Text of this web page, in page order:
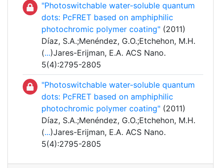
"Photoswitchable water-soluble quantum
dots: PcFRET based on amphiphilic
photochromic polymer coating" (2011)
Díaz, S.A.;Menéndez, G.O.;Etchehon, M.H.
(...)Jares-Erijman, E.A. ACS Nano.
5(4):2795-2805
"Photoswitchable water-soluble quantum
dots: PcFRET based on amphiphilic
photochromic polymer coating" (2011)
Díaz, S.A.;Menéndez, G.O.;Etchehon, M.H.
(...)Jares-Erijman, E.A. ACS Nano.
5(4):2795-2805